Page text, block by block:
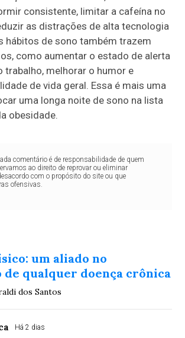
consistente, limitar a cafeína no
as distrações de alta tecnologia
hábitos de sono também trazem
como aumentar o estado de alerta
trabalho, melhorar o humor e
de vida geral. Essa é mais uma
uma longa noite de sono na lista
obesidade.
comentário é de responsabilidade de quem
ao direito de reprovar ou eliminar
com o propósito do site ou que
ofensivas.
um aliado no
qualquer doença crônica
dos Santos
Há 2 dias